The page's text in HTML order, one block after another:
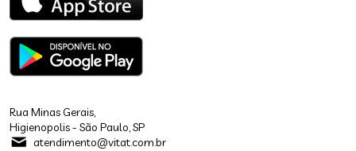
Rua Minas Gerais,
Higienopolis - São Paulo, SP
atendimento@vitat.com.br